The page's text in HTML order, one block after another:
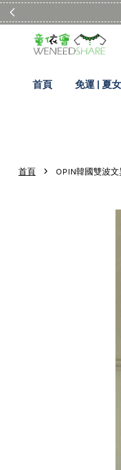
首頁 免運 | 夏
首頁 › OPIN韓國雙波